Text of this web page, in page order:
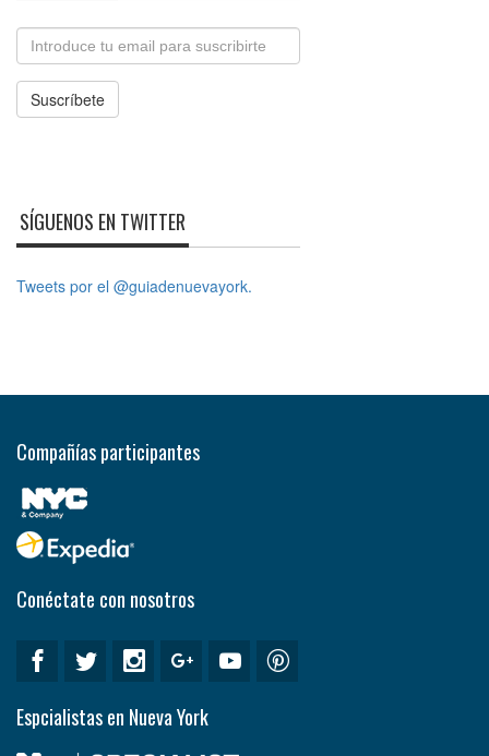
Email
Suscríbete
SÍGUENOS EN TWITTER
Tweets por el @guiadenuevayork.
Compañías participantes
Conéctate con nosotros
Espcialistas en Nueva York